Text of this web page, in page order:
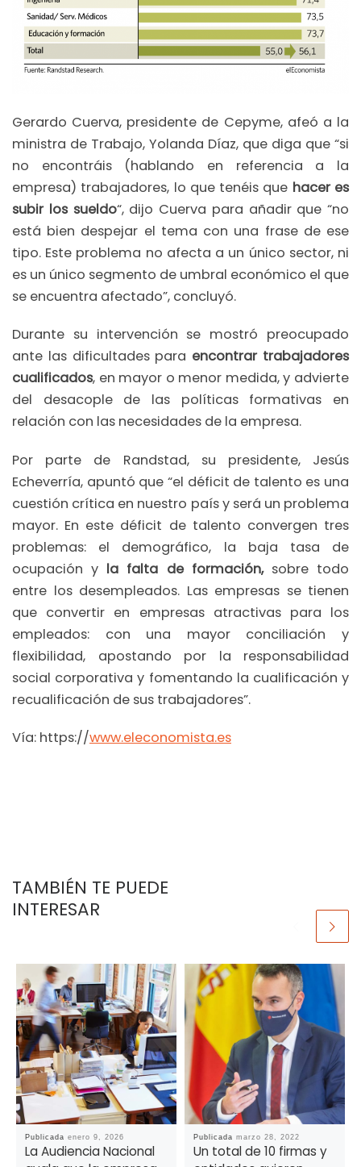
Gerardo Cuerva, presidente de Cepyme, afeó a la
ministra de Trabajo, Yolanda Díaz, que diga que “si
no encontráis (hablando en referencia a la
empresa) trabajadores, lo que tenéis que hacer es
subir los sueldo“, dijo Cuerva para añadir que “no
está bien despejar el tema con una frase de ese
tipo. Este problema no afecta a un único sector, ni
es un único segmento de umbral económico el que
se encuentra afectado”, concluyó.
Durante su intervención se mostró preocupado
ante las dificultades para encontrar trabajadores
cualificados, en mayor o menor medida, y advierte
del desacople de las políticas formativas en
relación con las necesidades de la empresa.
Por parte de Randstad, su presidente, Jesús
Echeverría, apuntó que “el déficit de talento es una
cuestión crítica en nuestro país y será un problema
mayor. En este déficit de talento convergen tres
problemas: el demográfico, la baja tasa de
ocupación y la falta de formación, sobre todo
entre los desempleados. Las empresas se tienen
que convertir en empresas atractivas para los
empleados: con una mayor conciliación y
flexibilidad, apostando por la responsabilidad
social corporativa y fomentando la cualificación y
recualificación de sus trabajadores”.
Vía: https://www.eleconomista.es
TAMBIÉN TE PUEDE
INTERESAR
Publicada enero 9, 2026
La Audiencia Nacional
Publicada marzo 28, 2022
Un total de 10 firmas y